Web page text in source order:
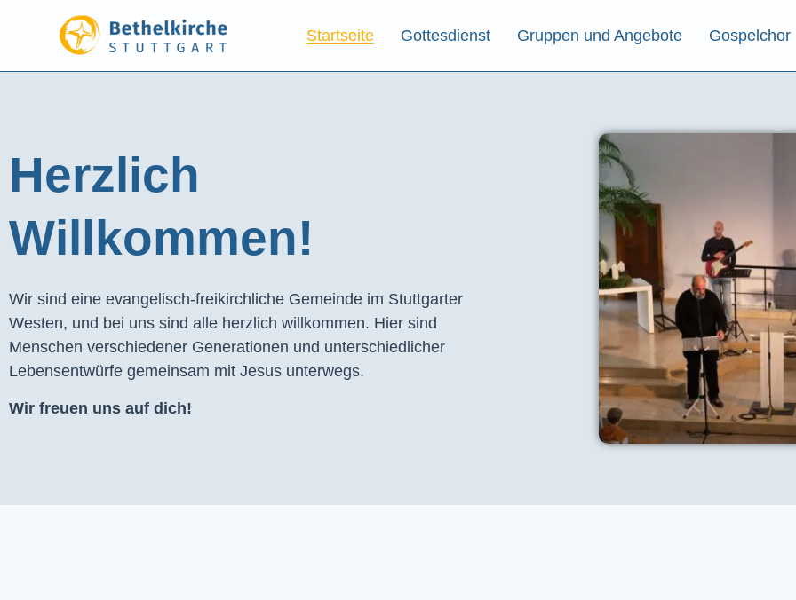
Startseite Gottesdienst Gruppen und Angebote Gospelchor
Herzlich
Willkommen!
Wir sind eine evangelisch-freikirchliche Gemeinde im Stuttgarter
Westen, und bei uns sind alle herzlich willkommen. Hier sind
Menschen verschiedener Generationen und unterschiedlicher
Lebensentwürfe gemeinsam mit Jesus unterwegs.
Wir freuen uns auf dich!